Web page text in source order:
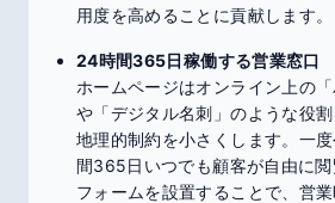
用度を高めることに貢献します。
24時間365日稼働する営業窓口
ホームページはオンライン上の「
や「デジタル名刺」のような役
地理的制約を小さくします。一
間365日いつでも顧客が自由に
フォームを設置することで、営